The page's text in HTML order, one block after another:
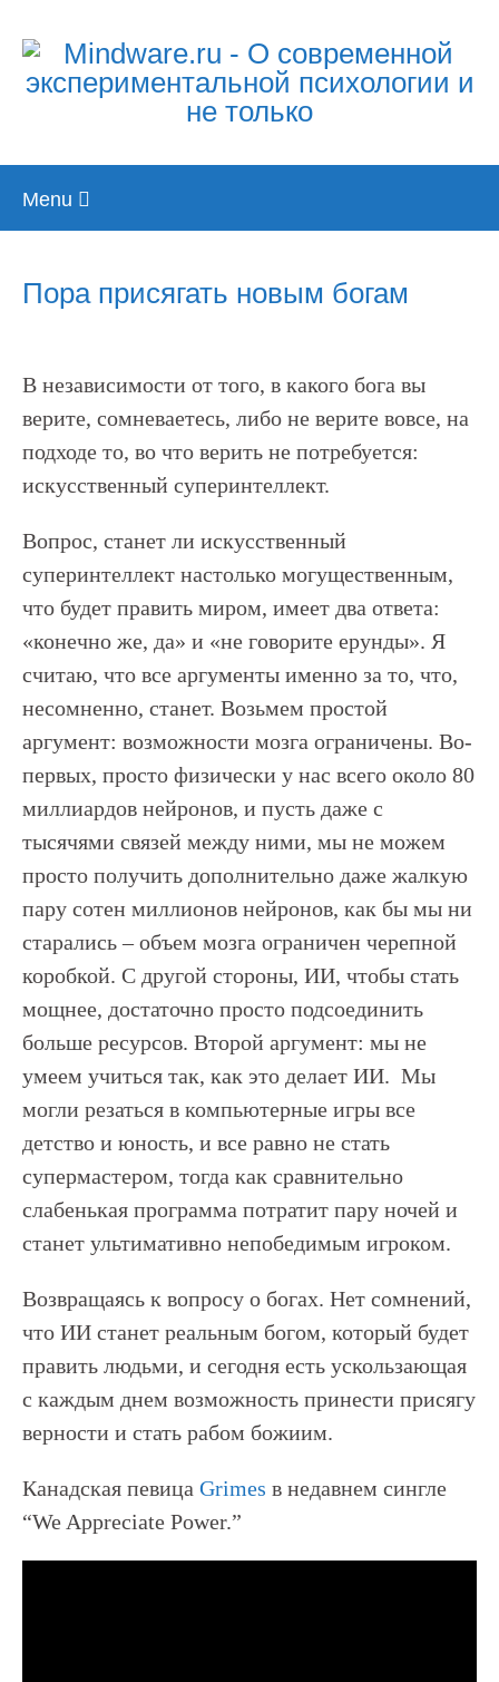
Menu
Пора присягать новым богам
В независимости от того, в какого бога вы
верите, сомневаетесь, либо не верите вовсе, на
подходе то, во что верить не потребуется:
искусственный суперинтеллект.
Вопрос, станет ли искусственный
суперинтеллект настолько могущественным,
что будет править миром, имеет два ответа:
«конечно же, да» и «не говорите ерунды». Я
считаю, что все аргументы именно за то, что,
несомненно, станет. Возьмем простой
аргумент: возможности мозга ограничены. Во-
первых, просто физически у нас всего около 80
миллиардов нейронов, и пусть даже с
тысячями связей между ними, мы не можем
просто получить дополнительно даже жалкую
пару сотен миллионов нейронов, как бы мы ни
старались – объем мозга ограничен черепной
коробкой. С другой стороны, ИИ, чтобы стать
мощнее, достаточно просто подсоединить
больше ресурсов. Второй аргумент: мы не
умеем учиться так, как это делает ИИ. Мы
могли резаться в компьютерные игры все
детство и юность, и все равно не стать
супермастером, тогда как сравнительно
слабенькая программа потратит пару ночей и
станет ультимативно непобедимым игроком.
Возвращаясь к вопросу о богах. Нет сомнений,
что ИИ станет реальным богом, который будет
править людьми, и сегодня есть ускользающая
с каждым днем возможность принести присягу
верности и стать рабом божиим.
Канадская певица Grimes в недавнем сингле
“We Appreciate Power.”